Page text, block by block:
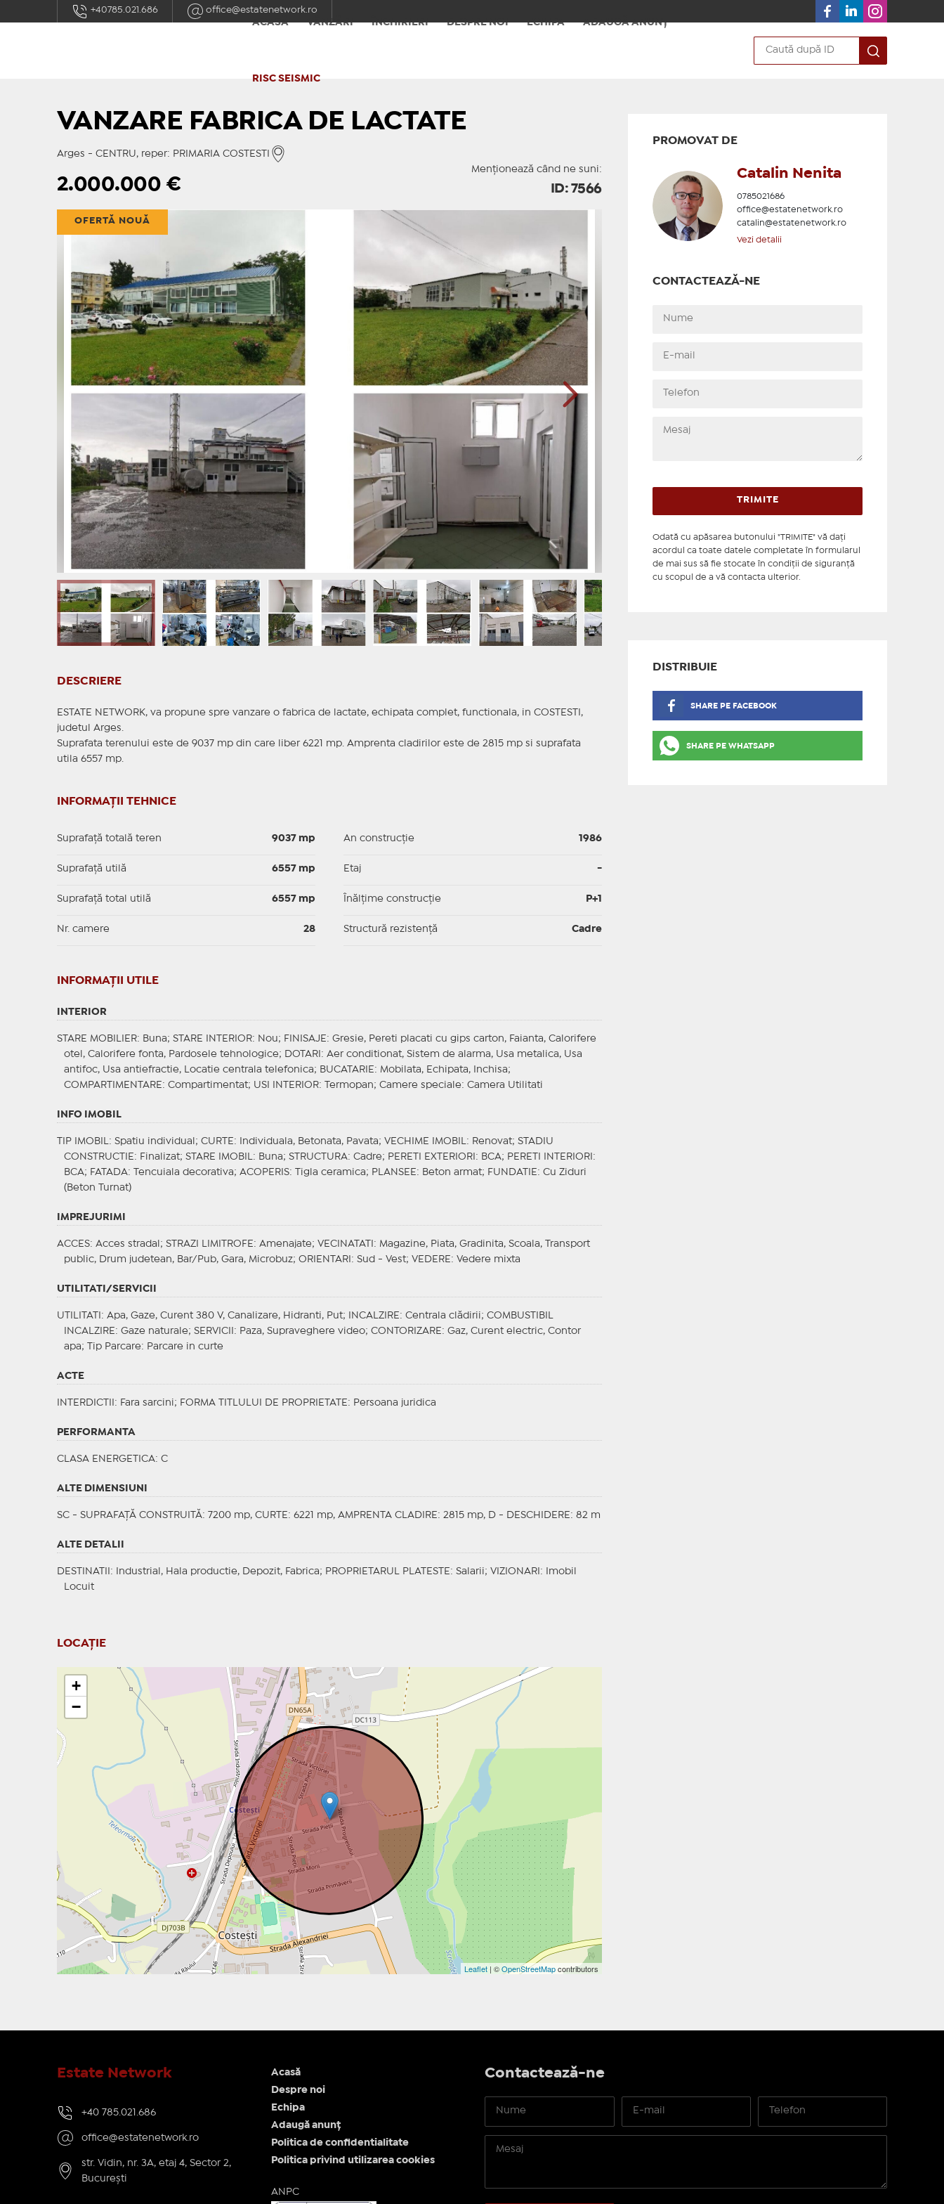
+40785.021.686
office@estatenetwork.ro
ACASĂ
VÂNZĂRI ÎNCHIRIERI DESPRE NOI ECHIPA ADAUGĂ ANUNȚ
RISC SEISMIC
VANZARE FABRICA DE LACTATE
Arges - CENTRU, reper: PRIMARIA COSTESTI
Menționează când ne suni:
2.000.000 € ID: 7566
OFERTĂ NOUĂ
DESCRIERE
ESTATE NETWORK, va propune spre vanzare o fabrica de lactate, echipata complet, functionala, in COSTESTI,
judetul Arges.
Suprafata terenului este de 9037 mp din care liber 6221 mp. Amprenta cladirilor este de 2815 mp si suprafata
utila 6557 mp.
INFORMAȚII TEHNICE
Suprafață totală teren 9037 mp
Suprafaţă utilă 6557 mp
Suprafaţă total utilă 6557 mp
Nr. camere 28
An construcție 1986
Etaj -
Înălțime construcție P+1
Structură rezistență Cadre
INFORMAŢII UTILE
INTERIOR
STARE MOBILIER: Buna; STARE INTERIOR: Nou; FINISAJE : Gresie, Pereti placati cu gips carton, Faianta, Calorifere
otel, Calorifere fonta, Pardosele tehnologice;
DOTARI : Aer conditionat, Sistem de alarma, Usa metalica, Usa
antifoc, Usa antiefractie, Locatie centrala telefonica; BUCATARIE : Mobilata, Echipata, Inchisa;
COMPARTIMENTARE : Compartimentat; USI INTERIOR: Termopan; Camere speciale: Camera Utilitati
INFO IMOBIL
TIP IMOBIL : Spatiu individual; CURTE : Individuala, Betonata, Pavata; VECHIME IMOBIL : Renovat; STADIU
CONSTRUCTIE : Finalizat; STARE IMOBIL : Buna; STRUCTURA: Cadre; PERETI EXTERIORI : BCA; PERETI INTERIORI :
BCA; FATADA: Tencuiala decorativa; ACOPERIS: Tigla ceramica; PLANSEE : Beton armat; FUNDATIE : Cu Ziduri
(Beton Turnat)
IMPREJURIMI
ACCES: Acces stradal; STRAZI LIMITROFE : Amenajate; VECINATATI
: Magazine, Piata, Gradinita, Scoala, Transport
public, Drum judetean, Bar/Pub, Gara, Microbuz; ORIENTARI : Sud - Vest; VEDERE : Vedere mixta
UTILITATI/SERVICII
UTILITATI : Apa, Gaze, Curent 380 V, Canalizare, Hidranti, Put; INCALZIRE : Centrala clădirii; COMBUSTIBIL
INCALZIRE : Gaze naturale; SERVICII : Paza, Supraveghere video; CONTORIZARE : Gaz, Curent electric, Contor
apa;
Tip Parcare: Parcare in curte
ACTE
INTERDICTII : Fara sarcini; FORMA TITLULUI DE PROPRIETATE : Persoana juridica
PERFORMANTA
CLASA ENERGETICA: C
ALTE DIMENSIUNI
SC - SUPRAFAȚĂ CONSTRUITĂ: 7200 mp, CURTE: 6221 mp, AMPRENTA CLADIRE: 2815 mp, D - DESCHIDERE: 82 m
ALTE DETALII
DESTINATII : Industrial, Hala productie, Depozit, Fabrica; PROPRIETARUL PLATESTE : Salarii; VIZIONARI : Imobil
Locuit
LOCAȚIE
+
−
Leaflet| ©OpenStreetMapcontributors
PROMOVAT DE
Catalin Nenita
0785021686
office@estatenetwork.ro
catalin@estatenetwork.ro
Vezi detalii
CONTACTEAZĂ-NE
Odată cu apăsarea butonului "TRIMITE" vă daţi
acordul ca toate datele completate în formularul
de mai sus să fie stocate în condiţii de siguranţă
cu scopul de a vă contacta ulterior.
DISTRIBUIE
SHARE PE FACEBOOK
SHARE PE WHATSAPP
Estate Network
+40 785.021.686
office@estatenetwork.ro
str. Vidin, nr. 3A, etaj 4, Sector 2,
București
Acasă
Despre noi
Echipa
Adaugă anunț
Politica de confidentialitate
Politica privind utilizarea cookies
ANPC
Contactează-ne